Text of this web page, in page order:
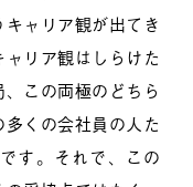
ャリア観が出てき
リア観はしらけた
この両極のどちら
くの会社員の人た
す。それで、この